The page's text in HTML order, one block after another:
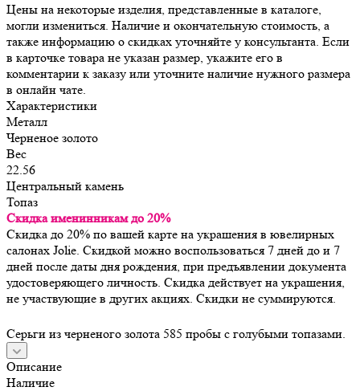
Цены на некоторые изделия, представленные в каталоге,
могли измениться. Наличие и окончательную стоимость, а
также информацию о скидках уточняйте у консультанта. Если
в карточке товара не указан размер, укажите его в
комментарии к заказу или уточните наличие нужного размера
в онлайн чате.
Характеристики
Металл
Черненое золото
Вес
22.56
Центральный камень
Топаз
Скидка именинникам до 20%
Скидка до 20% по вашей карте на украшения в ювелирных
салонах Jolie. Скидкой можно воспользоваться 7 дней до и 7
дней после даты дня рождения, при предъявлении документа
удостоверяющего личность. Скидка действует на украшения,
не участвующие в других акциях. Скидки не суммируются.
Серьги из черненого золота 585 пробы с голубыми топазами.
Описание
Наличие